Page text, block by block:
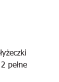
pełne